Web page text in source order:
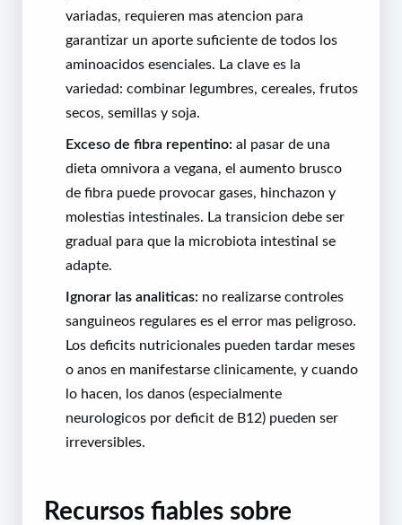
variadas, requieren mas atencion para
garantizar un aporte suficiente de todos los
aminoacidos esenciales. La clave es la
variedad: combinar legumbres, cereales, frutos
secos, semillas y soja.
Exceso de fibra repentino: al pasar de una
dieta omnivora a vegana, el aumento brusco
de fibra puede provocar gases, hinchazon y
molestias intestinales. La transicion debe ser
gradual para que la microbiota intestinal se
adapte.
Ignorar las analiticas: no realizarse controles
sanguineos regulares es el error mas peligroso.
Los deficits nutricionales pueden tardar meses
o anos en manifestarse clinicamente, y cuando
lo hacen, los danos (especialmente
neurologicos por deficit de B12) pueden ser
irreversibles.
Recursos fiables sobre